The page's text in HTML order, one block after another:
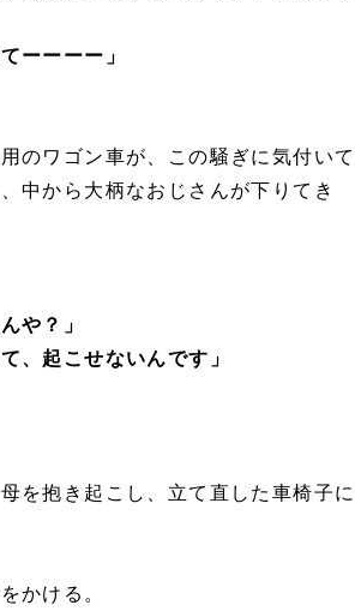
ーーーー」
のワゴン車が、この騒ぎに気付いて
中から大柄なおじさんが下りてき
や？」
、起こせないんです」
を抱き起こし、立て直した車椅子に
かける。